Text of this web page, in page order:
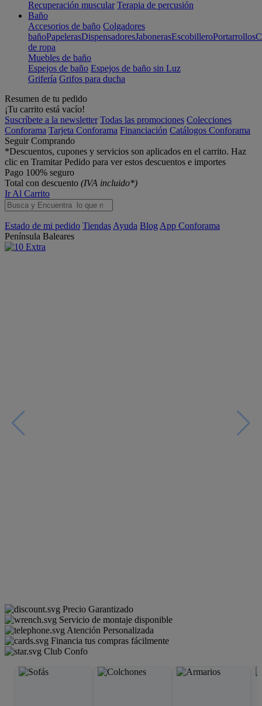
Recuperación muscular Terapia de percusión
Baño
Accesorios de baño Colgadores
bañoPapelerasDispensadoresJabonerasEscobilleroPortarrollos
de ropa
Muebles de baño
Espejos de baño Espejos de baño sin Luz
Grifería Grifos para ducha
Resumen de tu pedido
¡Tu carrito está vacío!
Suscríbete a la newsletter Todas las promociones Colecciones
Conforama Tarjeta Conforama Financiación Catálogos Conforama
Seguir Comprando
*Descuentos, cupones y servicios son aplicados en el carrito. Haz
clic en Tramitar Pedido para ver estos descuentos e importes
Pago 100% seguro
Total con descuento (IVA incluido*)
Ir Al Carrito
Estado de mi pedido Tiendas Ayuda Blog App Conforama
Península Baleares
Precio Garantizado
Servicio de montaje disponible
Atención Personalizada
Financia tus compras fácilmente
Club Confo